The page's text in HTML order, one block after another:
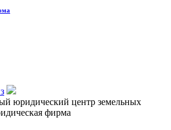
юридический центр земельных
фирма